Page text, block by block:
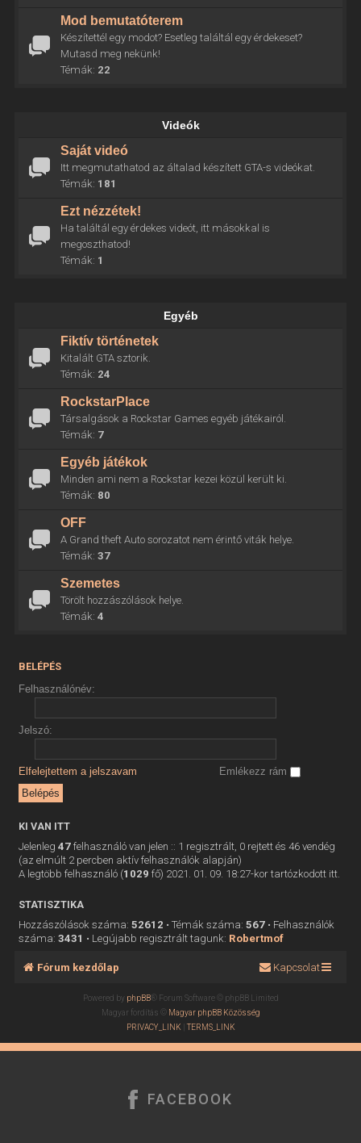
Mod bemutatóterem
Készítettél egy modot? Esetleg találtál egy érdekeset?
Mutasd meg nekünk!
Témák: 22
Videók
Saját videó
Itt megmutathatod az általad készített GTA-s videókat.
Témák: 181
Ezt nézzétek!
Ha találtál egy érdekes videót, itt másokkal is
megoszthatod!
Témák: 1
Egyéb
Fiktív történetek
Kitalált GTA sztorik.
Témák: 24
RockstarPlace
Társalgások a Rockstar Games egyéb játékairól.
Témák: 7
Egyéb játékok
Minden ami nem a Rockstar kezei közül került ki.
Témák: 80
OFF
A Grand theft Auto sorozatot nem érintő viták helye.
Témák: 37
Szemetes
Törölt hozzászólások helye.
Témák: 4
BELÉPÉS
Felhasználónév:
Jelszó:
Elfelejtettem a jelszavam Emlékezz rám
KI VAN ITT
Jelenleg 47felhasználó van jelen :: 1 regisztrált, 0 rejtett és 46 vendég
(az elmúlt 2 percben aktív felhasználók alapján)
A legtöbb felhasználó (1029 fő) 2021. 01. 09. 18:27-kor tartózkodott itt.
STATISZTIKA
Hozzászólások száma: 52612 • Témák száma: 567• Felhasználók
száma: 3431 • Legújabb regisztrált tagunk: Robertmof
Fórum kezdőlap Kapcsolat
Powered by phpBB® Forum Software © phpBB Limited
Magyar fordítás © Magyar phpBB Közösség
PRIVACY_LINK |TERMS_LINK
FACEBOOK